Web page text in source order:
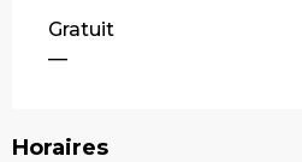
Gratuit
—
Horaires